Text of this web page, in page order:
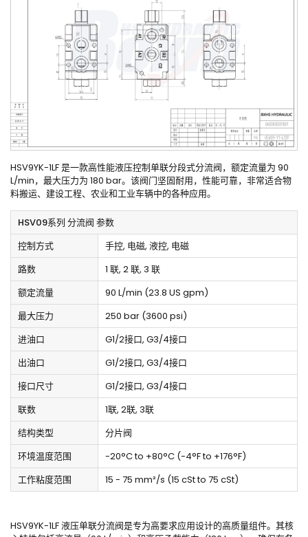
HSV9YK-1LF 是一款高性能液压控制单联分段式分流阀，额定流量为 90
L/min，最大压力为 180 bar。该阀门坚固耐用，性能可靠，非常适合物
料搬运、建设工程、农业和工业车辆中的各种应用。
HSV09系列 分流阀 参数
控制方式
手控, 电磁, 液控, 电磁
路数
1 联, 2 联, 3 联
额定流量
90 L/min (23.8 US gpm)
最大压力
250 bar (3600 psi)
进油口
G1/2接口, G3/4接口
出油口
G1/2接口, G3/4接口
接口尺寸
G1/2接口, G3/4接口
联数
1联, 2联, 3联
结构类型
分片阀
环境温度范围
-20°C to +80°C (-4°F to +176°F)
工作粘度范围
15 - 75 mm²/s (15 cSt to 75 cSt)
HSV9YK-1LF 液压单联分流阀是专为高要求应用设计的高质量组件。其核